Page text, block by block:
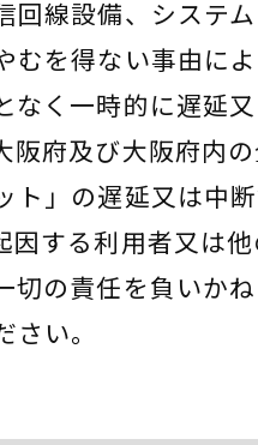
回線設備、システ
むを得ない事由に
なく一時的に遅延
阪府及び大阪府内
ト」の遅延又は中
因する利用者又は
切の責任を負いか
さい。